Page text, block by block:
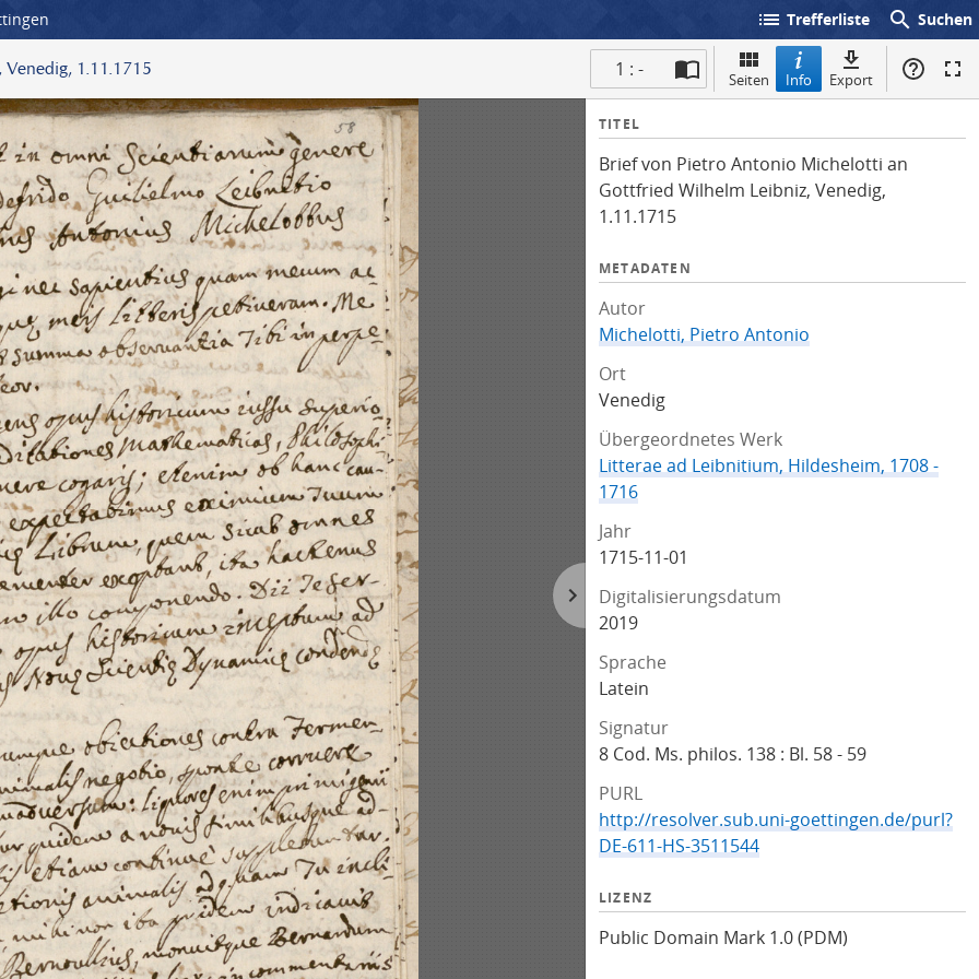
list Trefferliste search Suchen
1.11.1715 1 : - Seiten Info Export
I
f
o
TITEL
Brief von Pietro Antonio Michelotti an
Gottfried Wilhelm Leibniz, Venedig,
1.11.1715
METADATEN
Autor
Michelotti, Pietro Antonio
Ort
Venedig
Übergeordnetes Werk
Litterae ad Leibnitium, Hildesheim, 1708 -
1716
Jahr
1715-11-01
Digitalisierungsdatum
2019
Sprache
Latein
Signatur
8 Cod. Ms. philos. 138 : Bl. 58 - 59
PURL
http://resolver.sub.uni-goettingen.de/purl?
DE-611-HS-3511544
LIZENZ
Public Domain Mark 1.0 (PDM)